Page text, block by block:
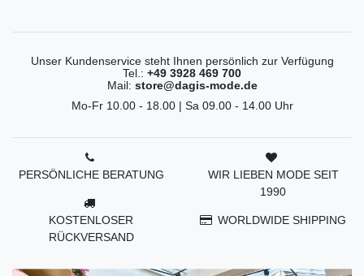
Unser Kundenservice steht Ihnen persönlich zur Verfügung
Tel.: +49 3928 469 700
Mail: store@dagis-mode.de
Mo-Fr 10.00 - 18.00 | Sa 09.00 - 14.00 Uhr
PERSÖNLICHE BERATUNG
KOSTENLOSER
RÜCKVERSAND
WIR LIEBEN MODE SEIT
1990
WORLDWIDE SHIPPING